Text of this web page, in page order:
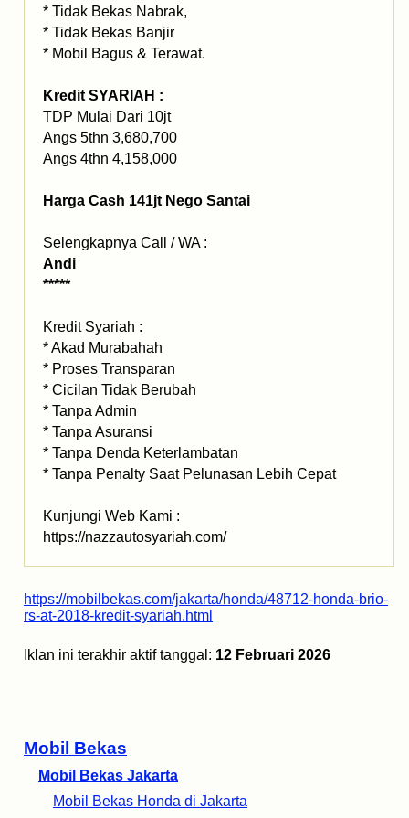
Mobil Bekas
Mobil Bekas Jakarta
Mobil Bekas Honda di Jakarta
* Tidak Bekas Nabrak,
* Tidak Bekas Banjir
* Mobil Bagus & Terawat.
Kredit SYARIAH :
TDP Mulai Dari 10jt
Angs 5thn 3,680,700
Angs 4thn 4,158,000
Harga Cash 141jt Nego Santai
Selengkapnya Call / WA :
Andi
*****
Kredit Syariah :
* Akad Murabahah
* Proses Transparan
* Cicilan Tidak Berubah
* Tanpa Admin
* Tanpa Asuransi
* Tanpa Denda Keterlambatan
* Tanpa Penalty Saat Pelunasan Lebih Cepat
Kunjungi Web Kami :
https://nazzautosyariah.com/
https://mobilbekas.com/jakarta/honda/48712-honda-brio-
rs-at-2018-kredit-syariah.html
Iklan ini terakhir aktif tanggal: 12 Februari 2026